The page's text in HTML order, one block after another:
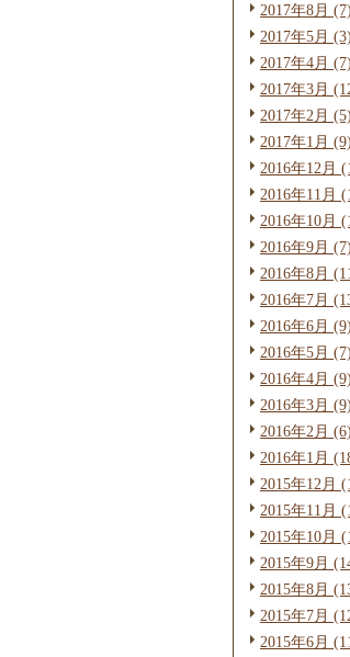
2017年8月 (7)
2017年5月 (3)
2017年4月 (7)
2017年3月
2017年2月 (5)
2017年1月 (9)
2016年12月
2016年11月
2016年10月
2016年9月 (7)
2016年8月
2016年7月
2016年6月 (9)
2016年5月 (7)
2016年4月 (9)
2016年3月 (9)
2016年2月 (6)
2016年1月
2015年12月
2015年11月
2015年10月
2015年9月
2015年8月
2015年7月
2015年6月